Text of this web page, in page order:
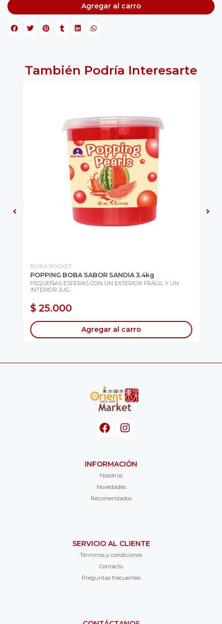
Agregar al carro
También Podría Interesarte
BOBA ROCKET
POPPING BOBA SABOR SANDIA 3.4kg
PEQUEÑAS ESFERAS CON UN EXTERIOR FRÁGIL Y UN
INTERIOR JUG...
$ 25.000
Agregar al carro
INFORMACIÓN
Nosotros
Novedades
Recomendados
SERVICIO AL CLIENTE
Términos y condiciones
Contacto
Preguntas frecuentes